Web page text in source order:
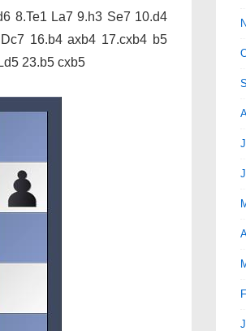
8.Te1 La7 9.h3 Se7 10.d4
16.b4 axb4 17.cxb4 b5
23.b5 cxb5